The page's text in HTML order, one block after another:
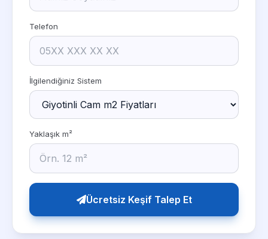
Telefon
İlgilendiğiniz Sistem
Yaklaşık m²
Ücretsiz Keşif Talep Et